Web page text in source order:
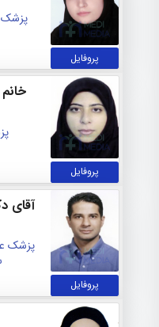
پروفایل
پروفایل
پروفایل
آقای
پزشک